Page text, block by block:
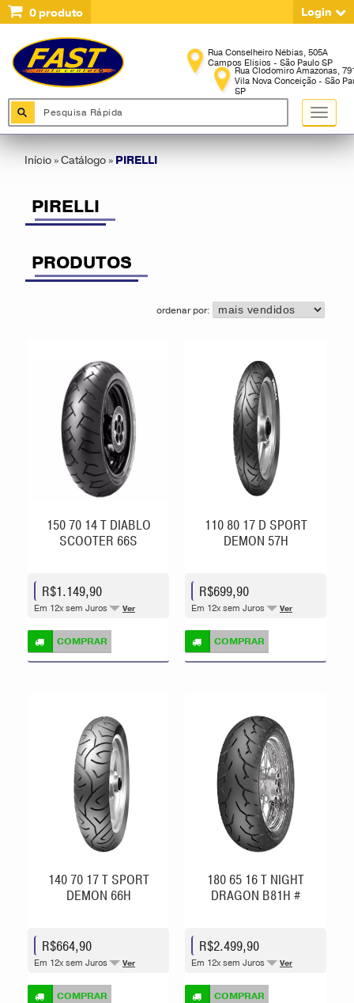
0produto Login
Início »Catálogo » PIRELLI
PIRELLI
PRODUTOS
150 70 14 T DIABLO
SCOOTER 66S
R$1.149,90
Em 12x sem Juros Ver
COMPRAR
110 80 17 D SPORT
DEMON 57H
R$699,90
Em 12x sem Juros Ver
COMPRAR
140 70 17 T SPORT
DEMON 66H
R$664,90
Em 12x sem Juros Ver
COMPRAR
180 65 16 T NIGHT
DRAGON B81H #
R$2.499,90
Em 12x sem Juros Ver
COMPRAR